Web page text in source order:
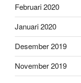
Februari 2020
Januari 2020
Desember 2019
November 2019